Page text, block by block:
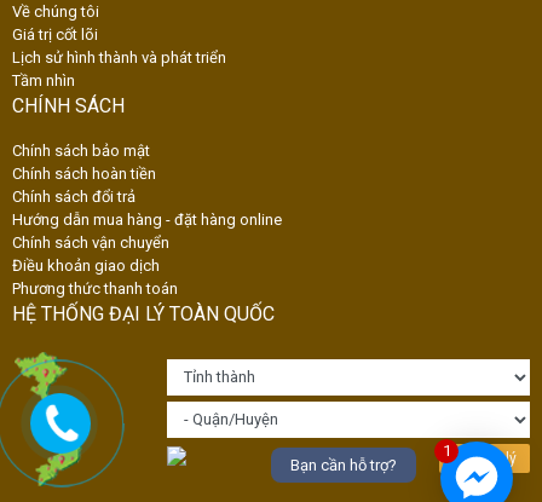
Về chúng tôi
Giá trị cốt lõi
Lịch sử hình thành và phát triển
Tầm nhìn
CHÍNH SÁCH
Chính sách bảo mật
Chính sách hoàn tiền
Chính sách đổi trả
Hướng dẫn mua hàng - đặt hàng online
Chính sách vận chuyển
Điều khoản giao dịch
Phương thức thanh toán
HỆ THỐNG ĐẠI LÝ TOÀN QUỐC
Tìm đại lý
1
Bạn cần hỗ trợ?